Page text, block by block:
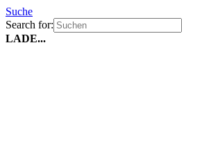
Suche
Search for:
LADE...